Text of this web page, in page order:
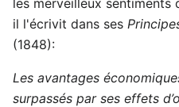
il l'écrivit dans ses
(1848):
Les avantages
surpassés par ses effets